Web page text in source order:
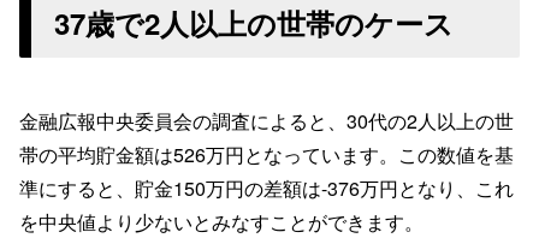
37歳で2人以上の世帯のケース
金融広報中央委員会の調査によると、30代の2人以上の世
帯の平均貯金額は526万円となっています。この数値を基
準にすると、貯金150万円の差額は-376万円となり、これ
を中央値より少ないとみなすことができます。